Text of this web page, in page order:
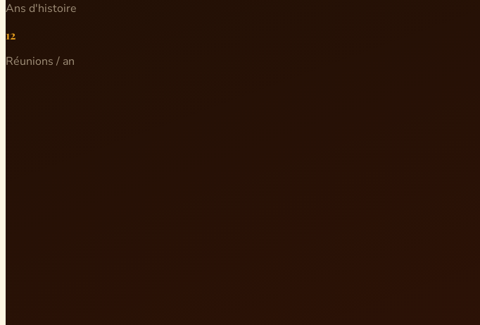
Ans d'histoire
12
Réunions / an